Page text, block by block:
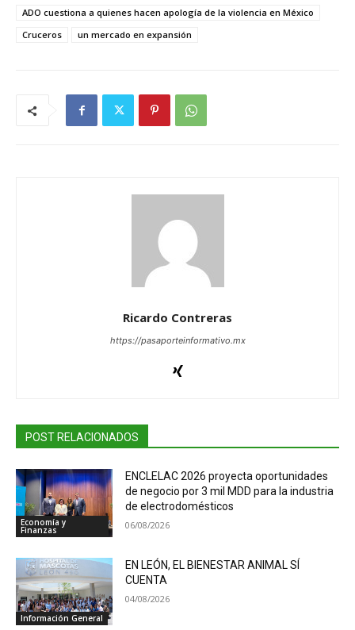
ADO cuestiona a quienes hacen apología de la violencia en México
Cruceros
un mercado en expansión
Ricardo Contreras
https://pasaporteinformativo.mx
POST RELACIONADOS
Economía y
Finanzas
ENCLELAC 2026 proyecta oportunidades
de negocio por 3 mil MDD para la industria
de electrodomésticos
06/08/2026
Información General
EN LEÓN, EL BIENESTAR ANIMAL SÍ
CUENTA
04/08/2026